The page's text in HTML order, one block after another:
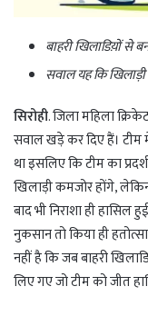
बाहरी खिलाडिय़ों से
सवाल यह कि
सिरोही. जिला महिला
सवाल खड़े कर दिए हैं। टीम
था इसलिए कि टीम का
खिलाड़ी कमजोर होंगे,
बाद भी निराशा ही
नुकसान तो किया ही
नहीं है कि जब बाहरी
लिए गए जो टीम को जीत